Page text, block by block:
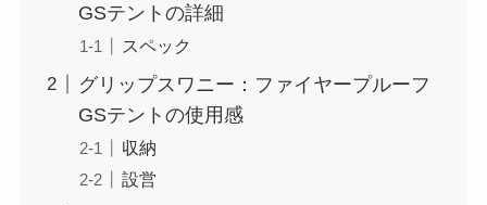
GSテントの詳細
スペック
グリップスワニー：ファイヤープルーフ
GSテントの使用感
収納
設営